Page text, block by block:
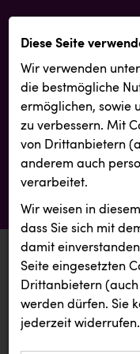
aktuelle
aktuelle
Diese Seite
Wir verwenden
die best­mögliche
ermöglichen, sowie
zu verbessern. Mit
von Drittanbietern
anderem auch
verarbeitet.
Wir weisen in
dass Sie sich mit
damit
Seite eingesetzten
Drittanbietern
werden dürfen. Sie
jederzeit widerrufen.